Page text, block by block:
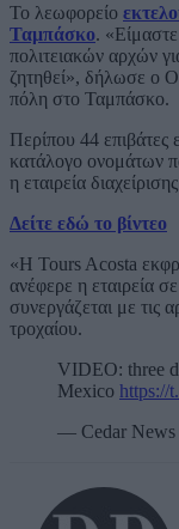
Το λεωφορείο
Ταμπάσκο.
πολιτειακών αρχών
ζητηθεί», δήλωσε ο
πόλη στο Ταμπάσκο.
Περίπου 44
κατάλογο ονομάτων
η εταιρεία
Δείτε εδώ το βίντεο
«Η Tours Acosta
ανέφερε η εταιρεία
συνεργάζεται με τις
τροχαίου.
VIDEO: three
Mexico https://
— Cedar News